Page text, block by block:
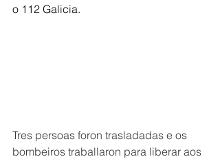
o 112 Galicia.
Tres persoas foron trasladadas e os
bombeiros traballaron para liberar aos